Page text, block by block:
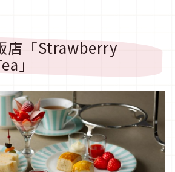
店「Strawberry
」